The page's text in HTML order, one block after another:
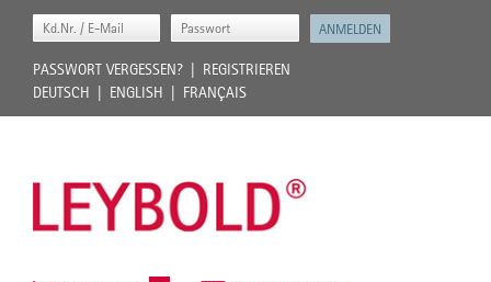
PASSWORT VERGESSEN?
REGISTRIEREN
DEUTSCH
ENGLISH FRANÇAIS